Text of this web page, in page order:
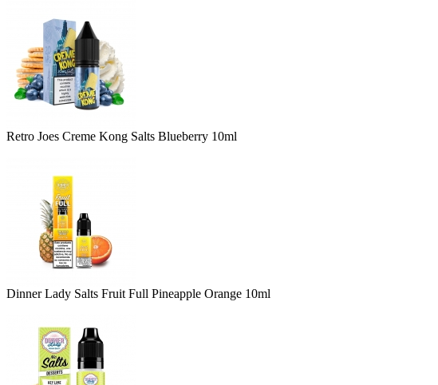
Retro Joes Creme Kong Salts Blueberry 10ml
Dinner Lady Salts Fruit Full Pineapple Orange 10ml